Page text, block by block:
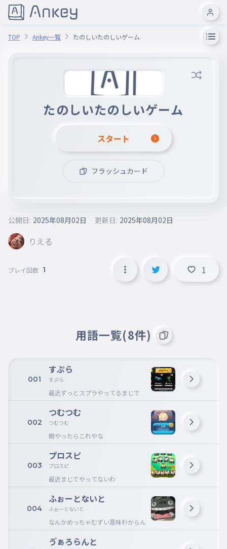
TOP Ankey一覧 たのしいたのしいゲーム
たのしいたのしいゲーム
スタート
フラッシュカード
りえる
公開日: 2025年08月02日 更新日: 2025年08月02日
プレイ回数 1 1
用語一覧(8件)
001
すぷら
すぷら
最近ずっとスプラやってるまじで
002
つむつむ
つむつむ
暇やったらこれやな
003
プロスピ
プロスピ
最近まじでやってないわ
004
ふぉーとないと
ふぉーとないと
なんかめっちゃむずい意味わからん
ゔぁろらんと